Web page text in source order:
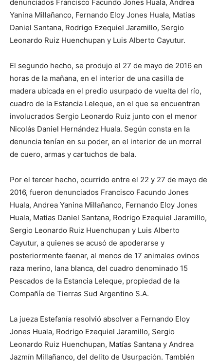
denunciados Francisco Facundo Jones Huala, Andrea
Yanina Millañanco, Fernando Eloy Jones Huala, Matias
Daniel Santana, Rodrigo Ezequiel Jaramillo, Sergio
Leonardo Ruiz Huenchupan y Luis Alberto Cayutur.
El segundo hecho, se produjo el 27 de mayo de 2016 en
horas de la mañana, en el interior de una casilla de
madera ubicada en el predio usurpado de vuelta del río,
cuadro de la Estancia Leleque, en el que se encuentran
involucrados Sergio Leonardo Ruiz junto con el menor
Nicolás Daniel Hernández Huala. Según consta en la
denuncia tenían en su poder, en el interior de un morral
de cuero, armas y cartuchos de bala.
Por el tercer hecho, ocurrido entre el 22 y 27 de mayo de
2016, fueron denunciados Francisco Facundo Jones
Huala, Andrea Yanina Millañanco, Fernando Eloy Jones
Huala, Matias Daniel Santana, Rodrigo Ezequiel Jaramillo,
Sergio Leonardo Ruiz Huenchupan y Luis Alberto
Cayutur, a quienes se acusó de apoderarse y
posteriormente faenar, al menos de 17 animales ovinos
raza merino, lana blanca, del cuadro denominado 15
Pescados de la Estancia Leleque, propiedad de la
Compañía de Tierras Sud Argentino S.A.
La jueza Estefanía resolvió absolver a Fernando Eloy
Jones Huala, Rodrigo Ezequiel Jaramillo, Sergio
Leonardo Ruiz Huenchupan, Matías Santana y Andrea
Jazmín Millañanco, del delito de Usurpación. También